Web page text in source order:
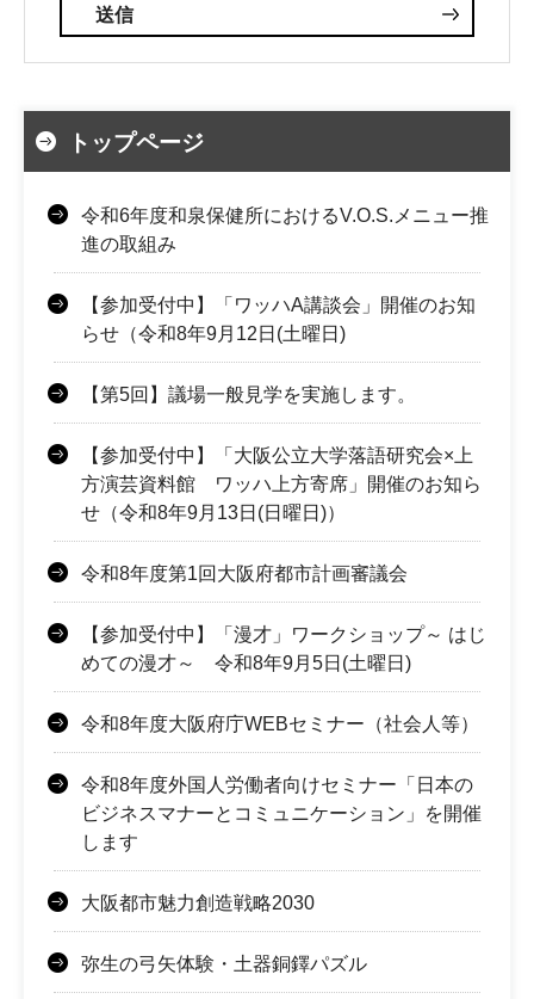
トップページ
令和6年度和泉保健所におけるV.O.S.メニュー推
進の取組み
【参加受付中】「ワッハA講談会」開催のお知
らせ（令和8年9月12日(土曜日)
【第5回】議場一般見学を実施します。
【参加受付中】「大阪公立大学落語研究会×上
方演芸資料館 ワッハ上方寄席」開催のお知ら
せ（令和8年9月13日(日曜日)）
令和8年度第1回大阪府都市計画審議会
【参加受付中】「漫才」ワークショップ～ はじ
めての漫才～ 令和8年9月5日(土曜日)
令和8年度大阪府庁WEBセミナー（社会人等）
令和8年度外国人労働者向けセミナー「日本の
ビジネスマナーとコミュニケーション」を開催
します
大阪都市魅力創造戦略2030
弥生の弓矢体験・土器銅鐸パズル